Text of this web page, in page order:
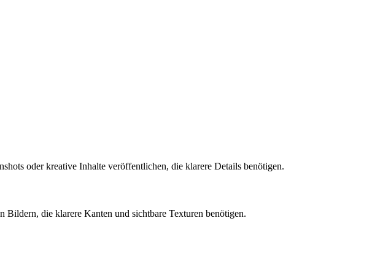
oder kreative Inhalte veröffentlichen, die klarere Details benötigen.
Bildern, die klarere Kanten und sichtbare Texturen benötigen.